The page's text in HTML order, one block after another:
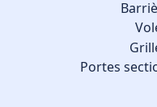
Portes